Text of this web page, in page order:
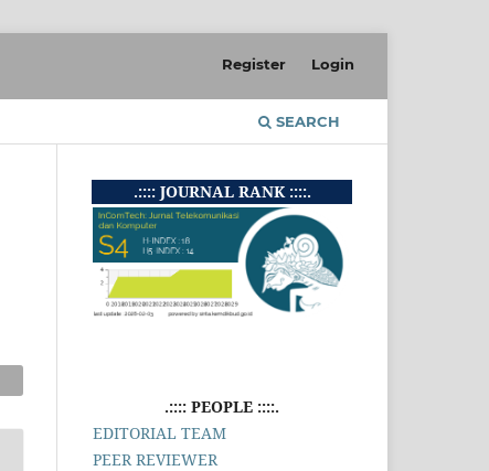
SEARCH
Register Login
.:::: JOURNAL RANK ::::.
.:::: PEOPLE ::::.
EDITORIAL TEAM
PEER REVIEWER